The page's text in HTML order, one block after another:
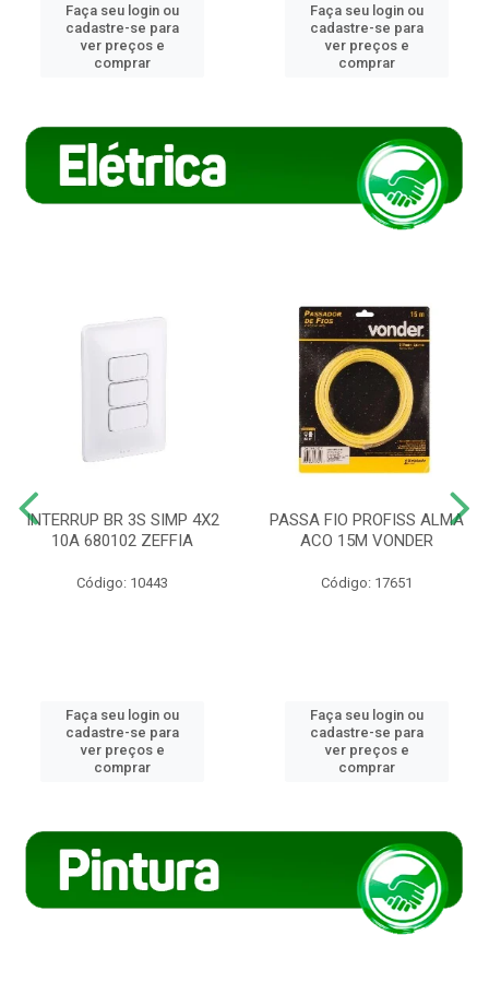
Faça seu login ou
cadastre-se para
ver preços e
comprar
Faça seu login ou
cadastre-se para
ver preços e
comprar
INTERRUP BR 3S SIMP 4X2
10A 680102 ZEFFIA
Código: 10443
Faça seu login ou
cadastre-se para
ver preços e
comprar
PASSA FIO PROFISS ALMA
ACO 15M VONDER
Código: 17651
Faça seu login ou
cadastre-se para
ver preços e
comprar